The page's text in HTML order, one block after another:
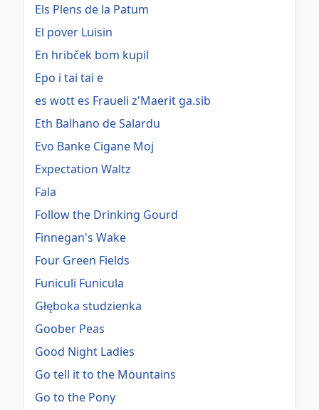
Els Plens de la Patum
El pover Luisin
En hribček bom kupil
Epo i tai tai e
es wott es Fraueli z'Maerit ga.sib
Eth Balhano de Salardu
Evo Banke Cigane Moj
Expectation Waltz
Fala
Follow the Drinking Gourd
Finnegan's Wake
Four Green Fields
Funiculi Funicula
Głęboka studzienka
Goober Peas
Good Night Ladies
Go tell it to the Mountains
Go to the Pony